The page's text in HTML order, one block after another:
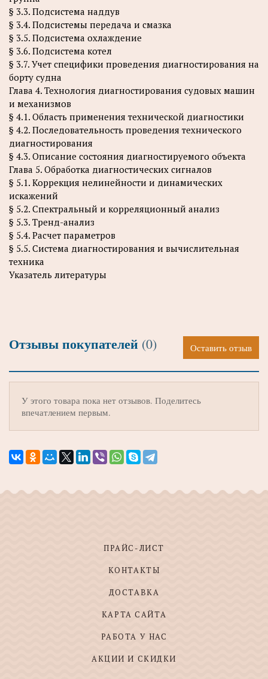
§ 3.3. Подсистема наддув
§ 3.4. Подсистемы передача и смазка
§ 3.5. Подсистема охлаждение
§ 3.6. Подсистема котел
§ 3.7. Учет специфики проведения диагностирования на
борту судна
Глава 4. Технология диагностирования судовых машин
и механизмов
§ 4.1. Область применения технической диагностики
§ 4.2. Последовательность проведения технического
диагностирования
§ 4.3. Описание состояния диагностируемого объекта
Глава 5. Обработка диагностических сигналов
§ 5.1. Коррекция нелинейности и динамических
искажений
§ 5.2. Спектральный и корреляционный анализ
§ 5.3. Тренд-анализ
§ 5.4. Расчет параметров
§ 5.5. Система диагностирования и вычислительная
техника
Указатель литературы
Отзывы покупателей (0) Оставить отзыв
У этого товара пока нет отзывов. Поделитесь
впечатлением первым.
ПРАЙС-ЛИСТ
КОНТАКТЫ
ДОСТАВКА
КАРТА САЙТА
РАБОТА У НАС
АКЦИИ И СКИДКИ